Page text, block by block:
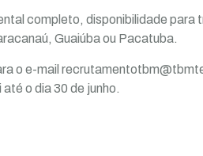
completo, disponibilidade para
Guaiúba ou Pacatuba.
o e-mail
o dia 30 de junho.